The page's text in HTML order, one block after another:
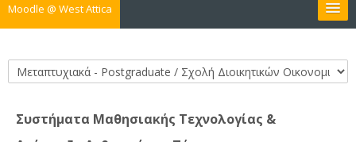
Moodle @ West Attica
Erasmus
Course categories
Συστήματα Μαθησιακής Τεχνολογίας &